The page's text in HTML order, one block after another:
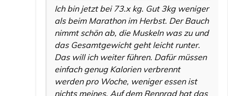
Ich bin jetzt bei 73.x kg. Gut 3kg weniger
als beim Marathon im Herbst. Der Bauch
nimmt schön ab, die Muskeln was zu und
das Gesamtgewicht geht leicht runter.
Das will ich weiter führen. Dafür müssen
einfach genug Kalorien verbrennt
werden pro Woche, weniger essen ist
nichts meines. Auf dem Rennrad hat das